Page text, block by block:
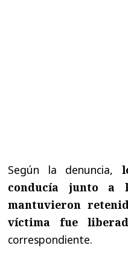
Según la denuncia,
conducía junto a
mantuvieron
víctima fue
correspondiente.